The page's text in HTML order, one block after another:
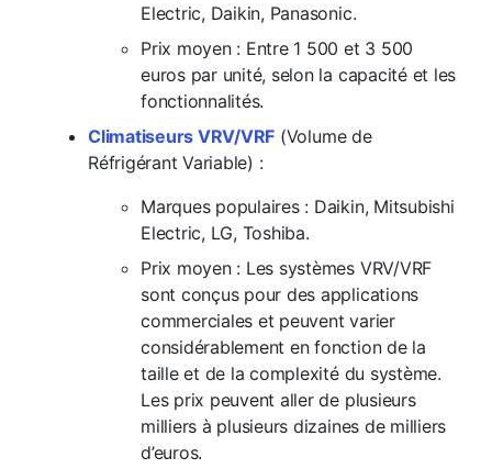
Electric, Daikin, Panasonic.
Prix moyen: Entre 1 500 et 3 500
euros par unité, selon la capacité et les
fonctionnalités.
Climatiseurs VRV/VRF (Volume de
Réfrigérant Variable) :
Marques populaires: Daikin, Mitsubishi
Electric, LG, Toshiba.
Prix moyen: Les systèmes VRV/VRF
sont conçus pour des applications
commerciales et peuvent varier
considérablement en fonction de la
taille et de la complexité du système.
Les prix peuvent aller de plusieurs
milliers à plusieurs dizaines de milliers
d’euros.